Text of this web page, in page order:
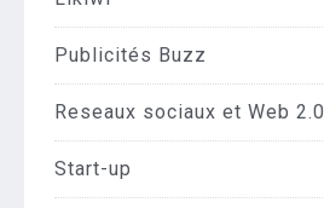
Publicités Buzz
Reseaux sociaux et Web 2.0
Start-up